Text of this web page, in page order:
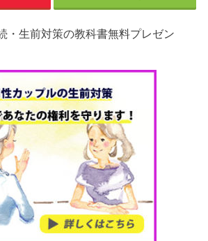
・生前対策の教科書無料プレゼン